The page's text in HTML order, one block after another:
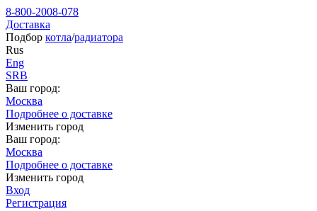
8-800-2008-078
Доставка
Подбор котла/радиатора
Rus
Eng
SRB
Ваш город:
Москва
Подробнее о доставке
Изменить город
Ваш город:
Москва
Подробнее о доставке
Изменить город
Вход
Регистрация